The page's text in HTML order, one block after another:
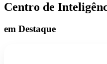
Centro de
em Destaque